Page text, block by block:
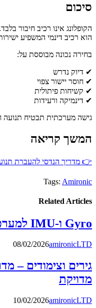
סיכום
הקופלונג אינו רכיב חיבור בלבד.
הוא רכיב דינמי המשפיע
בחירה נכונה מבוססת על:
✔ דיוק נדרש
✔ חוסר יישור צפוי
✔ קשיחות פיתולית
✔ דינמיקה ורעידות
גישה מערכתית תבטיח תנועה
המשך קריאה
👉 מדריך הנדסי להעברת
Tags: Amironic
Related Articles
Gyro ו-IMU למערכות בקרה מתקדמות
08/02/2026amironicLTD
גירים וצימודים –
מדויקת
10/02/2026amironicLTD